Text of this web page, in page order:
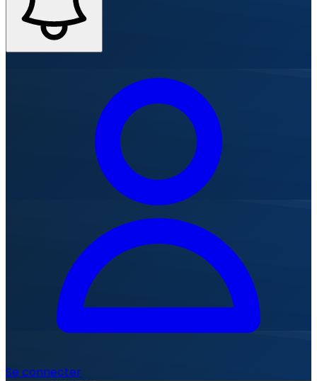
Se connecter